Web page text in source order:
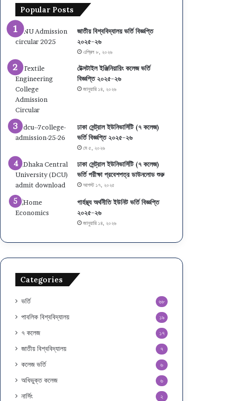
Popular Posts
জাতীয় বিশ্ববিদ্যালয় ভর্তি বিজ্ঞপ্তি
২০২৫-২৬
এপ্রিল ৮, ২০২৬
টেক্সটাইল ইঞ্জিনিয়ারিং কলেজ ভর্তি
বিজ্ঞপ্তি ২০২৫-২৬
জানুয়ারি ১৪, ২০২৬
ঢাকা সেন্ট্রাল ইউনিভার্সিটি (৭ কলেজ)
ভর্তি বিজ্ঞপ্তি ২০২৫-২৬
মে ৫, ২০২৬
ঢাকা সেন্ট্রাল ইউনিভার্সিটি (৭ কলেজ)
ভর্তি পরীক্ষা প্রবেশপত্র ডাউনলোড শুরু
আগস্ট ১৭, ২০২৫
গার্হস্থ্য অর্থনীতি ইউনিট ভর্তি বিজ্ঞপ্তি
২০২৫-২৬
জানুয়ারি ১৪, ২০২৬
Categories
ভর্তি ৬৮
পাবলিক বিশ্ববিদ্যালয় ১৯
৭ কলেজ ১৭
জাতীয় বিশ্ববিদ্যালয় ৭
কলেজ ভর্তি ৬
অধিভুক্ত কলেজ ৬
নার্সিং ২